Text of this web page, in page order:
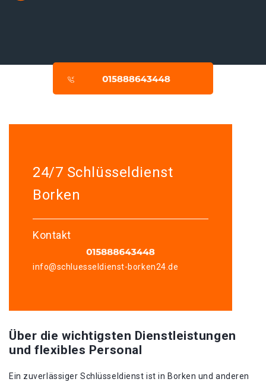
24/7 Schlüsseldienst
Borken
Kontakt
info@schluesseldienst-borken24.de
Über die wichtigsten Dienstleistungen
und flexibles Personal
Ein zuverlässiger Schlüsseldienst ist in Borken und anderen